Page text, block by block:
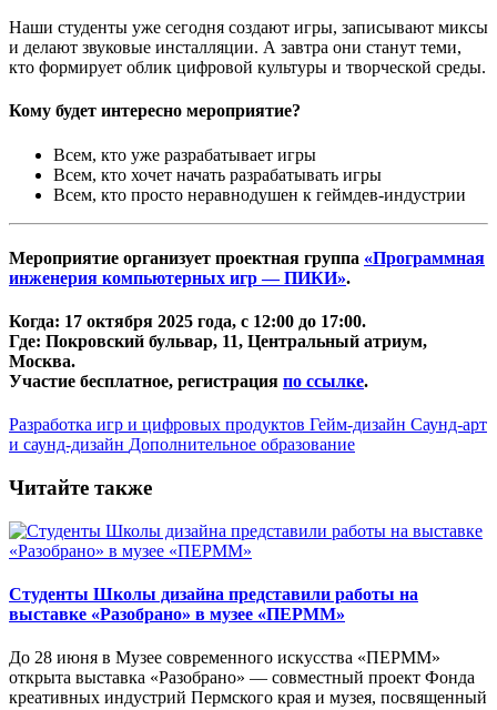
Наши студенты уже сегодня создают игры, записывают миксы
и делают звуковые инсталляции. А завтра они станут теми,
кто формирует облик цифровой культуры и творческой среды.
Кому будет интересно мероприятие?
Всем, кто уже разрабатывает игры
Всем, кто хочет начать разрабатывать игры
Всем, кто просто неравнодушен к геймдев-индустрии
Мероприятие организует проектная группа «Программная
инженерия компьютерных игр — ПИКИ».
Когда: 17 октября 2025 года, с 12:00 до 17:00.
Где: Покровский бульвар, 11, Центральный атриум,
Москва.
Участие бесплатное, регистрация по ссылке.
Разработка игр и цифровых продуктов Гейм-дизайн Саунд-арт
и саунд-дизайн Дополнительное образование
Читайте также
Студенты Школы дизайна представили работы на
выставке «Разобрано» в музее «ПЕРММ»
До 28 июня в Музее современного искусства «ПЕРММ»
открыта выставка «Разобрано» — совместный проект Фонда
креативных индустрий Пермского края и музея, посвященный